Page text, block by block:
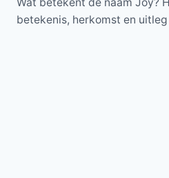
betekenis, herkomst en